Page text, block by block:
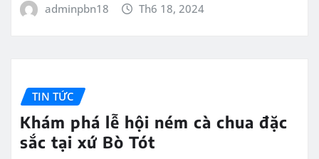
adminpbn18 Th6 18, 2024
TIN TỨC
Khám phá lễ hội ném cà chua đặc
sắc tại xứ Bò Tót